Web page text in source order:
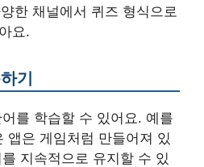
한 채널에서 퀴즈 형식으로
요.
기
를 학습할 수 있어요. 예를
앱은 게임처럼 만들어져 있
지속적으로 유지할 수 있